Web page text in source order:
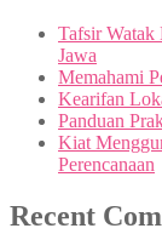
Tafsir Watak
Jawa
Memahami
Kearifan
Panduan
Kiat
Perencanaan
Recent